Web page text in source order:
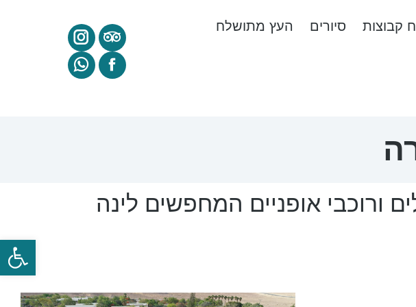
קבוצות סיורים העץ מתושלח
ורוכבי אופניים המחפשים לינה